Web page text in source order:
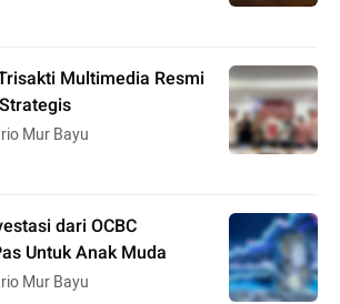
Multimedia Resmi
Mur Bayu
dari OCBC
Untuk Anak Muda
Mur Bayu